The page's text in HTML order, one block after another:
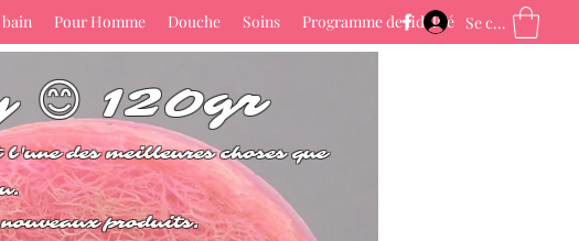
bain Pour Homme Douche Soins Programme de fidélité Se connecter
😊 120gr
des meilleures choses que
produits.